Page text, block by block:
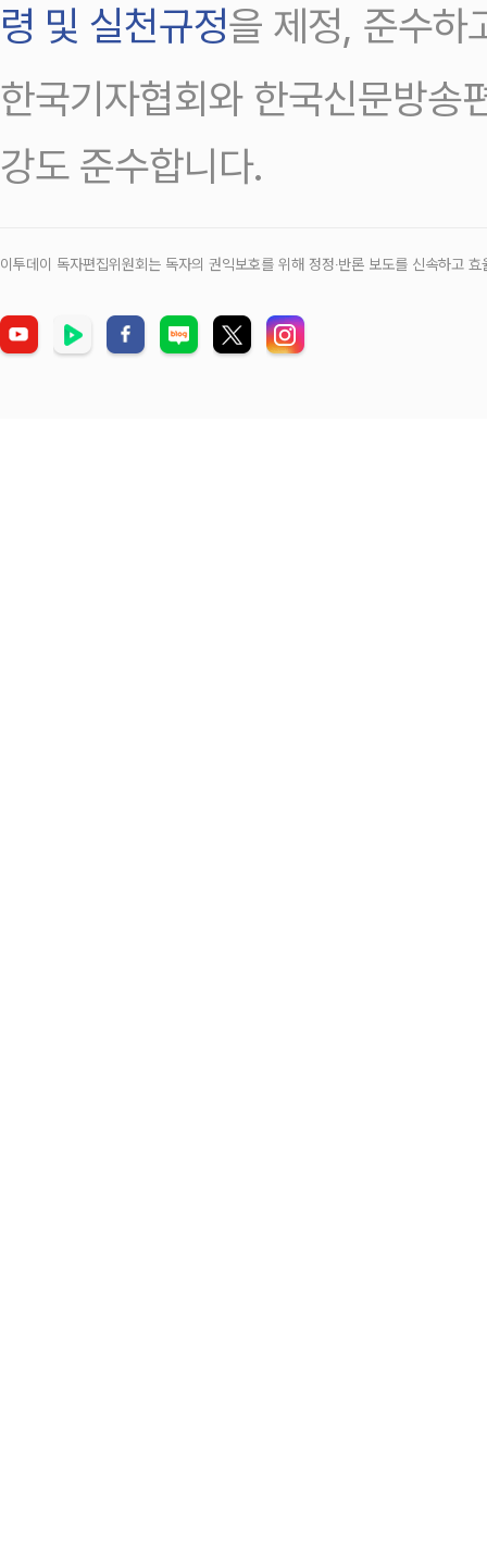
령 및 실천규정을 제정, 준수하
한국기자협회와 한국신문방송
강도 준수합니다.
이투데이 독자편집위원회는 독자의 권익보호를 위해 정정‧반론 보도를 신속하고